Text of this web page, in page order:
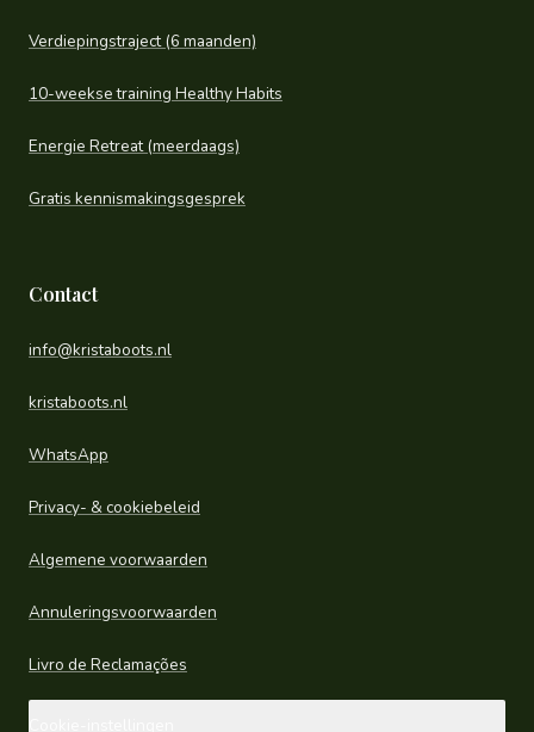
Verdiepingstraject (6 maanden)
10-weekse training Healthy Habits
Energie Retreat (meerdaags)
Gratis kennismakingsgesprek
Contact
info@kristaboots.nl
kristaboots.nl
WhatsApp
Privacy- & cookiebeleid
Algemene voorwaarden
Annuleringsvoorwaarden
Livro de Reclamações